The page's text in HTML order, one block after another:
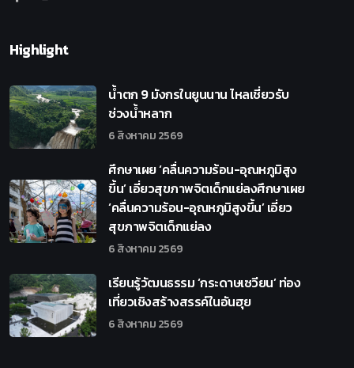
Highlight
น้ำตก 9 มังกรในยูนนาน ไหลเชี่ยวรับ
ช่วงน้ำหลาก
6 สิงหาคม 2569
ศึกษาเผย ‘คลื่นความร้อน-อุณหภูมิสูง
ขึ้น’ เอี่ยวสุขภาพจิตเด็กแย่ลงศึกษาเผย
‘คลื่นความร้อน-อุณหภูมิสูงขึ้น’ เอี่ยว
สุขภาพจิตเด็กแย่ลง
6 สิงหาคม 2569
เรียนรู้วัฒนธรรม ‘กระดาษเซวียน’ ท่อง
เที่ยวเชิงสร้างสรรค์ในอันฮุย
6 สิงหาคม 2569